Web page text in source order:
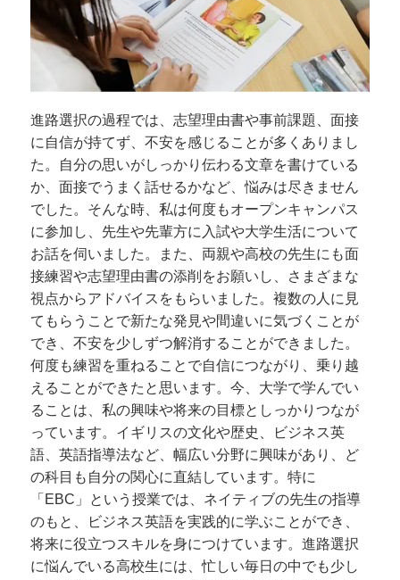
進路選択の過程では、志望理由書や事前課題、面接
に自信が持てず、不安を感じることが多くありまし
た。自分の思いがしっかり伝わる文章を書けている
か、面接でうまく話せるかなど、悩みは尽きません
でした。そんな時、私は何度もオープンキャンパス
に参加し、先生や先輩方に入試や大学生活について
お話を伺いました。また、両親や高校の先生にも面
接練習や志望理由書の添削をお願いし、さまざまな
視点からアドバイスをもらいました。複数の人に見
てもらうことで新たな発見や間違いに気づくことが
でき、不安を少しずつ解消することができました。
何度も練習を重ねることで自信につながり、乗り越
えることができたと思います。今、大学で学んでい
ることは、私の興味や将来の目標としっかりつなが
っています。イギリスの文化や歴史、ビジネス英
語、英語指導法など、幅広い分野に興味があり、ど
の科目も自分の関心に直結しています。特に
「EBC」という授業では、ネイティブの先生の指導
のもと、ビジネス英語を実践的に学ぶことができ、
将来に役立つスキルを身につけています。進路選択
に悩んでいる高校生には、忙しい毎日の中でも少し